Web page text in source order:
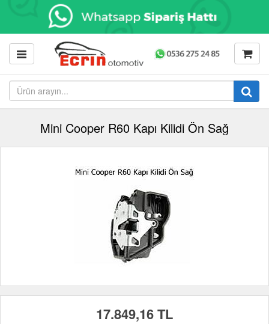
Mini Cooper R60 Kapı Kilidi Ön Sağ
17.849,16 TL